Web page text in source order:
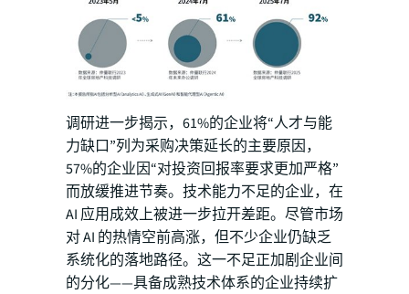
调研进一步揭示，61%的企业将“人才与能
力缺口”列为采购决策延长的主要原因，
57%的企业因“对投资回报率要求更加严格”
而放缓推进节奏。技术能力不足的企业，在
AI 应用成效上被进一步拉开差距。尽管市场
对 AI 的热情空前高涨，但不少企业仍缺乏
系统化的落地路径。这一不足正加剧企业间
的分化——具备成熟技术体系的企业持续扩